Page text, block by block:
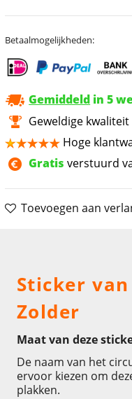
Betaalmogelijkheden:
Gemiddeld in 5
Geweldige kwaliteit
Hoge
Gratis verstuurd
Toevoegen aan
Sticker
Zolder
Maat van deze
De naam van het
ervoor kiezen om
plakken.